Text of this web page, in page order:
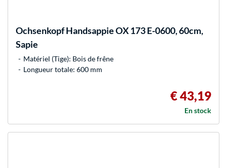
OchsenkopfHandsappie OX 173 E-0600, 60cm,
Sapie
Matériel (Tige): Bois de frêne
Longueur totale: 600 mm
€ 43,19
En stock